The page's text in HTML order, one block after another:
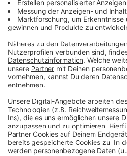
Ausführliche Meldung der
Die Bahn hatte bereits im
berichtet
Lärmschutz ist auch zwischen
Anzeige